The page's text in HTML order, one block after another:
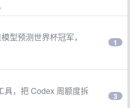
型预测世界杯冠军，
1
具，把 Codex 周额度拆
3